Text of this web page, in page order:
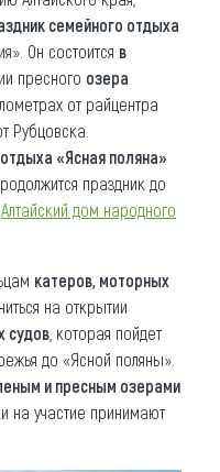
семейного отдыха
Он состоится в
пресного озера
от райцентра
Рубцовска.
«Ясная поляна»
праздник до
Алтайский дом народного
катеров, моторных
на открытии
судов , которая пойдет
до «Ясной поляны».
и пресным озерами
на участие принимают